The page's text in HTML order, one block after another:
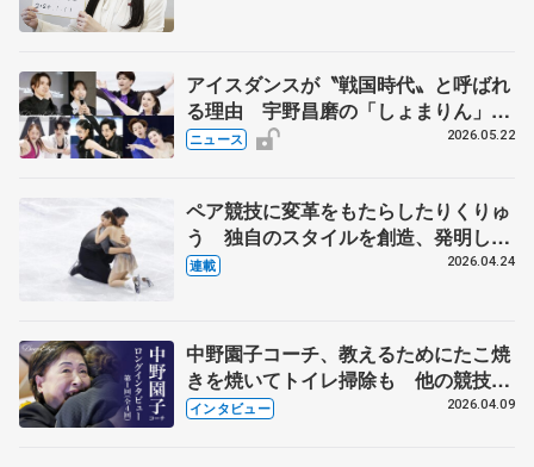
アイスダンスが〝戦国時代〟と呼ばれ
る理由 宇野昌磨の「しょまりん」ら
実力者が相次いで参戦 国内の競争激
ニュース 2026.05.22
ペア競技に変革をもたらしたりくりゅ
う 独自のスタイルを創造、発明した
【引退発表後②】
連載 2026.04.24
中野園子コーチ、教えるためにたこ焼
きを焼いてトイレ掃除も 他の競技に
も通用するという坂本花織の筋肉
インタビュー 2026.04.09